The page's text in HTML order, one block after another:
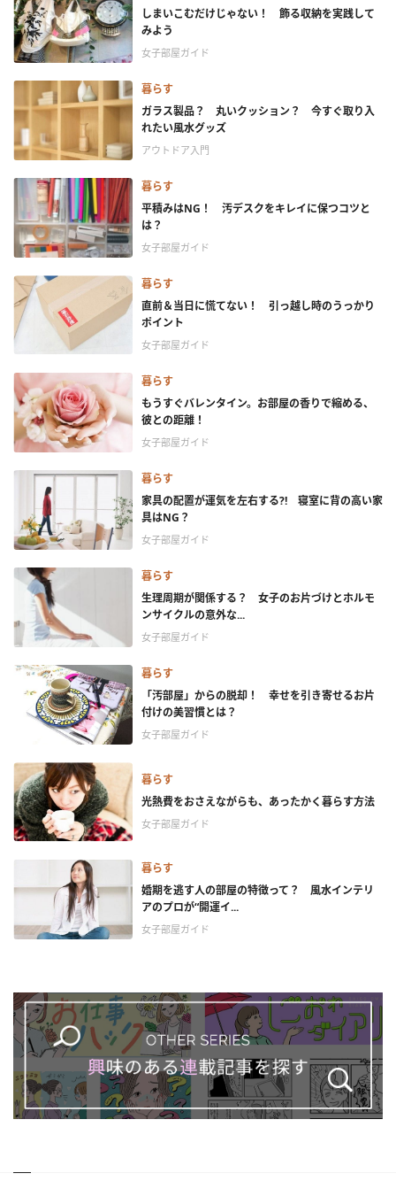
しまいこむだけじゃない！ 飾る収納を実践して
みよう
女子部屋ガイド
暮らす
ガラス製品？ 丸いクッション？ 今すぐ取り入
れたい風水グッズ
アウトドア入門
暮らす
平積みはNG！ 汚デスクをキレイに保つコツと
は？
女子部屋ガイド
暮らす
直前＆当日に慌てない！ 引っ越し時のうっかり
ポイント
女子部屋ガイド
暮らす
もうすぐバレンタイン。お部屋の香りで縮める、
彼との距離！
女子部屋ガイド
暮らす
家具の配置が運気を左右する?! 寝室に背の高い家
具はNG？
女子部屋ガイド
暮らす
生理周期が関係する？ 女子のお片づけとホルモ
ンサイクルの意外な...
女子部屋ガイド
暮らす
「汚部屋」からの脱却！ 幸せを引き寄せるお片
付けの美習慣とは？
女子部屋ガイド
暮らす
光熱費をおさえながらも、あったかく暮らす方法
女子部屋ガイド
暮らす
婚期を逃す人の部屋の特徴って？ 風水インテリ
アのプロが“開運イ...
女子部屋ガイド